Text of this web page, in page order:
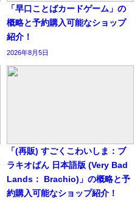
「早口ことばカードゲーム」の
概略と予約購入可能なショップ
紹介！
2026年8月5日
「(再販) すごくこわいしま：ブ
ラキオばん 日本語版 (Very Bad
Lands： Brachio)」の概略と予
約購入可能なショップ紹介！